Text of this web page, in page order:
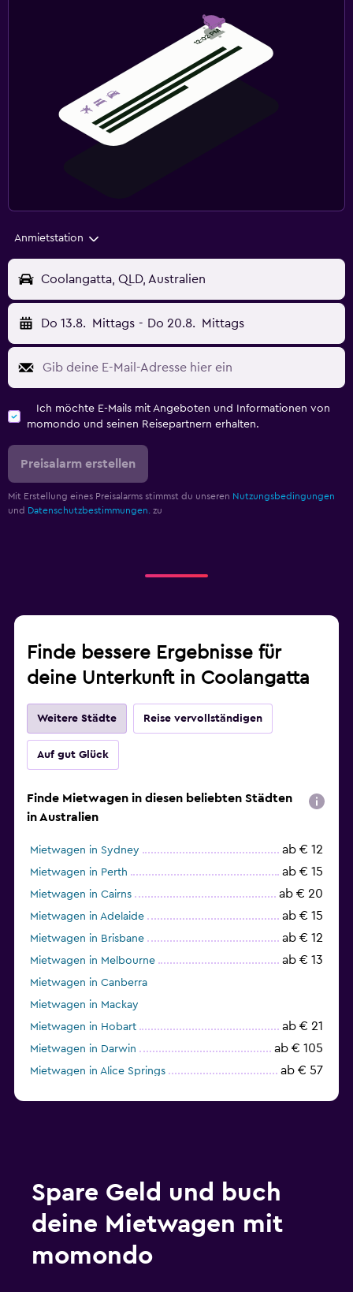
Anmietstation
Coolangatta, QLD, Australien
Do 13.8. Mittags - Do 20.8. Mittags
Ich möchte E-Mails mit Angeboten und Informationen von
momondo und seinen Reisepartnern erhalten.
Preisalarm erstellen
Mit Erstellung eines Preisalarms stimmst du unseren Nutzungsbedingungen
und Datenschutzbestimmungen. zu
Finde bessere Ergebnisse für
deine Unterkunft in Coolangatta
Weitere Städte Reise vervollständigen
Auf gut Glück
Finde Mietwagen in diesen beliebten Städten
in Australien
Mietwagen in Sydney ab € 12
Mietwagen in Perth ab € 15
Mietwagen in Cairns ab € 20
Mietwagen in Adelaide ab € 15
Mietwagen in Brisbane ab € 12
Mietwagen in Melbourne ab € 13
Mietwagen in Canberra
Mietwagen in Mackay
Mietwagen in Hobart
ab € 21
Mietwagen in Darwin ab € 105
Mietwagen in Alice Springs ab € 57
Spare Geld und buch
deine Mietwagen mit
momondo